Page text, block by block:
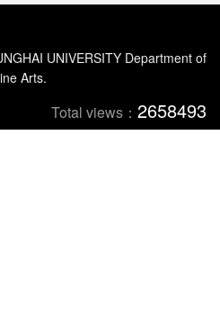
UNIVERSITY Department of
Arts.
Total views： 2658493